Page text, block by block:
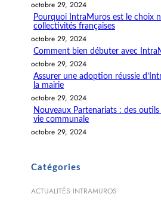
octobre 29, 2024
Pourquoi IntraMuros est le choix
collectivités françaises
octobre 29, 2024
Comment bien débuter avec
octobre 29, 2024
Assurer une adoption réussie
la mairie
octobre 29, 2024
Nouveaux Partenariats : des
vie communale
octobre 29, 2024
Catégories
ACTUALITÉS INTRAMUROS